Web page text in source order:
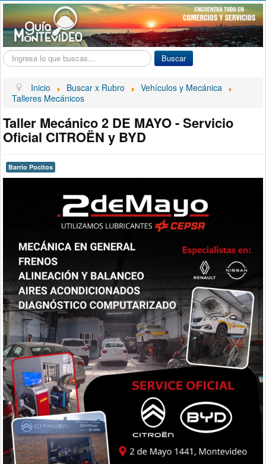
Buscar... Buscar
Inicio Buscar x Rubro
Vehículos y Mecánica
Talleres Mecánicos
Taller Mecánico 2 DE MAYO - Servicio
Oficial CITROËN y BYD
Barrio Pocitos